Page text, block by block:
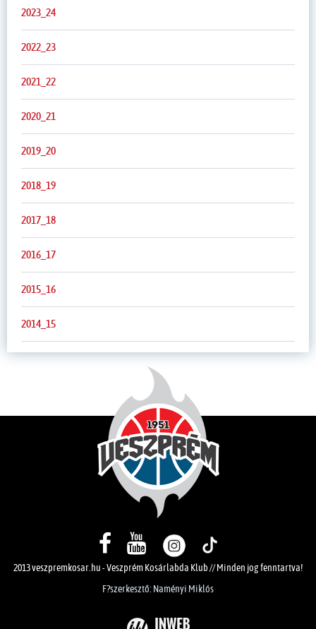
2023_24
2022_23
2021_22
2020_21
2019_20
2018_19
2017_18
2016_17
2015_16
2014_15
2013 veszpremkosar.hu - Veszprém Kosárlabda Klub // Minden jog fenntartva!
F?szerkesztő: Naményi Miklós